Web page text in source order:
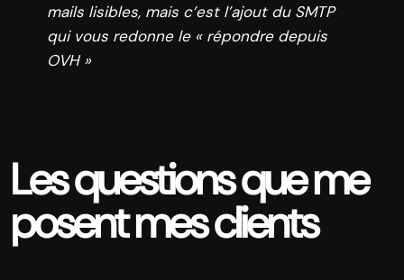
mails lisibles, mais c’est l’ajout du SMTP
qui vous redonne le « répondre depuis
OVH »
Les questions que me
posent mes clients